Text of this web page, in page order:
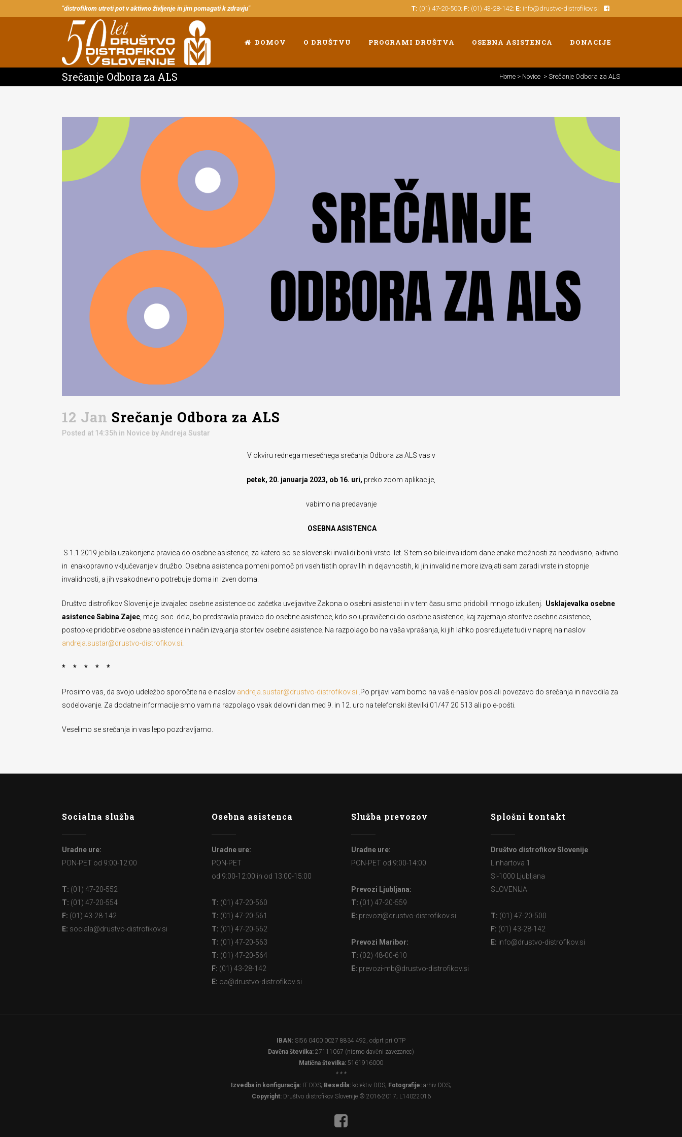
"distrofikom utreti pot v aktivno življenje in jim pomagati k zdravju" T: (01) 47-20-500; F: (01) 43-28-142; E: info@drustvo-distrofikov.si
DOMOV O DRUŠTVU PROGRAMI DRUŠTVA OSEBNA ASISTENCA DONACIJE
Srečanje Odbora za ALS Home > Novice > Srečanje Odbora za ALS
12 Jan Srečanje Odbora za ALS
Posted at 14:35h in Novice by Andreja Sustar
V okviru rednega mesečnega srečanja Odbora za ALS vas v
petek, 20. januarja 2023, ob 16. uri, preko zoom aplikacije,
vabimo na predavanje
OSEBNA ASISTENCA
S 1.1.2019 je bila uzakonjena pravica do osebne asistence, za katero so se slovenski invalidi borili vrsto let. S tem so bile invalidom dane enake možnosti za neodvisno, aktivno
in enakopravno vključevanje v družbo. Osebna asistenca pomeni pomoč pri vseh tistih opravilih in dejavnostih, ki jih invalid ne more izvajati sam zaradi vrste in stopnje
invalidnosti, a jih vsakodnevno potrebuje doma in izven doma.
Društvo distrofikov Slovenije je izvajalec osebne asistence od začetka uveljavitve Zakona o osebni asistenci in v tem času smo pridobili mnogo izkušenj. Usklajevalka osebne
asistence Sabina Zajec , mag. soc. dela, bo predstavila pravico do osebne asistence, kdo so upravičenci do osebne asistence, kaj zajemajo storitve osebne asistence,
postopke pridobitve osebne asistence in način izvajanja storitev osebne asistence. Na razpolago bo na vaša vprašanja, ki jih lahko posredujete tudi v naprej na naslov
andreja.sustar@drustvo-distrofikov.si
* * * * *
Prosimo vas, da svojo udeležbo sporočite na e-naslov andreja.sustar@drustvo-distrofikov.si .Po prijavi vam bomo na vaš e-naslov poslali povezavo do srečanja in navodila za
sodelovanje. Za dodatne informacije smo vam na razpolago vsak delovni dan med 9. in 12. uro na telefonski številki 01/47 20 513 ali po e-pošti.
Veselimo se srečanja in vas lepo pozdravljamo.
Socialna služba
Uradne ure:
PON-PET od 9:00-12:00
T: (01) 47-20-552
T: (01) 47-20-554
F: (01) 43-28-142
E: sociala@drustvo-distrofikov.si
Osebna asistenca
Uradne ure:
PON-PET
od 9:00-12:00 in od 13:00-15:00
T: (01) 47-20-560
T: (01) 47-20-561
T: (01) 47-20-562
T: (01) 47-20-563
T: (01) 47-20-564
F: (01) 43-28-142
E: oa@drustvo-distrofikov.si
Služba prevozov
Uradne ure:
PON-PET od 9:00-14:00
Prevozi Ljubljana:
T: (01) 47-20-559
E: prevozi@drustvo-distrofikov.si
Prevozi Maribor:
T: (02) 48-00-610
E: prevozi-mb@drustvo-distrofikov.si
Splošni kontakt
Društvo distrofikov Slovenije
Linhartova 1
SI-1000 Ljubljana
SLOVENIJA
T: (01) 47-20-500
F: (01) 43-28-142
E: info@drustvo-distrofikov.si
IBAN: SI56 0400 0027 8834 492, odprt pri OTP
Davčna številka: 27111067 (nismo davčni zavezanec)
Matična številka: 5161916000
* * *
Izvedba in konfiguracija: IT DDS; Besedila: kolektiv DDS; Fotografije: arhiv DDS;
Copyright:Društvo distrofikov Slovenije © 2016-2017; L14022016